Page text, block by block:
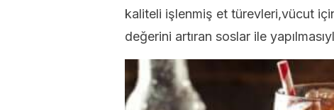
kaliteli işlenmiş et türevleri,vücut
değerini artıran soslar ile